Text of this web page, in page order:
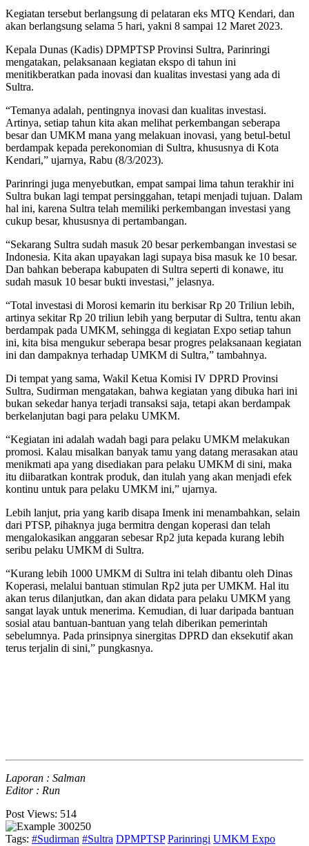
Kegiatan tersebut berlangsung di pelataran eks MTQ Kendari, dan
akan berlangsung selama 5 hari, yakni 8 sampai 12 Maret 2023.
Kepala Dunas (Kadis) DPMPTSP Provinsi Sultra, Parinringi
mengatakan, pelaksanaan kegiatan ekspo di tahun ini
menitikberatkan pada inovasi dan kualitas investasi yang ada di
Sultra.
“Temanya adalah, pentingnya inovasi dan kualitas investasi.
Artinya, setiap tahun kita akan melihat perkembangan seberapa
besar dan UMKM mana yang melakuan inovasi, yang betul-betul
berdampak kepada perekonomian di Sultra, khususnya di Kota
Kendari,” ujarnya, Rabu (8/3/2023).
Parinringi juga menyebutkan, empat sampai lima tahun terakhir ini
Sultra bukan lagi tempat persinggahan, tetapi menjadi tujuan. Dalam
hal ini, karena Sultra telah memiliki perkembangan investasi yang
cukup besar, khususnya di pertambangan.
“Sekarang Sultra sudah masuk 20 besar perkembangan investasi se
Indonesia. Kita akan upayakan lagi supaya bisa masuk ke 10 besar.
Dan bahkan beberapa kabupaten di Sultra seperti di konawe, itu
sudah masuk 10 besar bukti investasi,” jelasnya.
“Total investasi di Morosi kemarin itu berkisar Rp 20 Triliun lebih,
artinya sekitar Rp 20 triliun lebih yang berputar di Sultra, tentu akan
berdampak pada UMKM, sehingga di kegiatan Expo setiap tahun
ini, kita bisa mengukur seberapa besar progres pelaksanaan kegiatan
ini dan dampaknya terhadap UMKM di Sultra,” tambahnya.
Di tempat yang sama, Wakil Ketua Komisi IV DPRD Provinsi
Sultra, Sudirman mengatakan, bahwa kegiatan yang dibuka hari ini
bukan sekedar hanya terjadi transaksi saja, tetapi akan berdampak
berkelanjutan bagi para pelaku UMKM.
“Kegiatan ini adalah wadah bagi para pelaku UMKM melakukan
promosi. Kalau misalkan banyak tamu yang datang merasakan atau
menikmati apa yang disediakan para pelaku UMKM di sini, maka
itu diibaratkan kontrak produk, dan itulah yang akan menjadi efek
kontinu untuk para pelaku UMKM ini,” ujarnya.
Lebih lanjut, pria yang karib disapa Imenk ini menambahkan, selain
dari PTSP, pihaknya juga bermitra dengan koperasi dan telah
mengalokasikan anggaran sebesar Rp2 juta kepada kurang lebih
seribu pelaku UMKM di Sultra.
“Kurang lebih 1000 UMKM di Sultra ini telah dibantu oleh Dinas
Koperasi, melalui bantuan stimulan Rp2 juta per UMKM. Hal itu
akan terus dilanjutkan, dan akan didata para pelaku UMKM yang
sangat layak untuk menerima. Kemudian, di luar daripada bantuan
sosial atau bantuan-bantuan yang telah diberikan pemerintah
sebelumnya. Pada prinsipnya sinergitas DPRD dan eksekutif akan
terus terjalin di sini,” pungkasnya.
Laporan : Salman
Editor : Run
Post Views: 514
Tags: #Sudirman #Sultra DPMPTSP Parinringi UMKM Expo